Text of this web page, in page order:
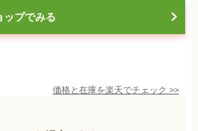
ップでみる
価格と在庫を楽天でチェック >>